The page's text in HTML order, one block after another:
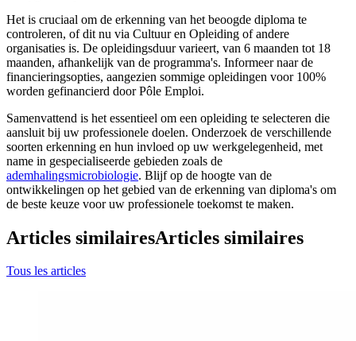
Het is cruciaal om de erkenning van het beoogde diploma te
controleren, of dit nu via Cultuur en Opleiding of andere
organisaties is. De opleidingsduur varieert, van 6 maanden tot 18
maanden, afhankelijk van de programma's. Informeer naar de
financieringsopties, aangezien sommige opleidingen voor 100%
worden gefinancierd door Pôle Emploi.
Samenvattend is het essentieel om een opleiding te selecteren die
aansluit bij uw professionele doelen. Onderzoek de verschillende
soorten erkenning en hun invloed op uw werkgelegenheid, met
name in gespecialiseerde gebieden zoals de
ademhalingsmicrobiologie. Blijf op de hoogte van de
ontwikkelingen op het gebied van de erkenning van diploma's om
de beste keuze voor uw professionele toekomst te maken.
Articles similairesArticles similaires
Tous les articles